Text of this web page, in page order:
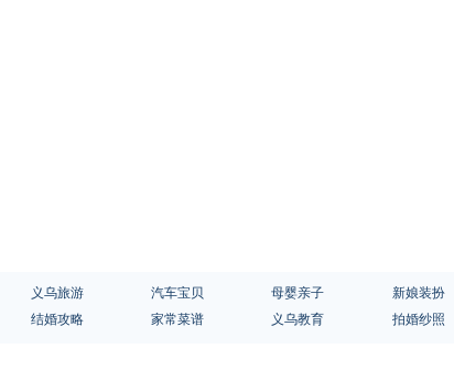
义乌旅游 汽车宝贝 母婴亲子 新娘装扮
结婚攻略 家常菜谱 义乌教育 拍婚纱照